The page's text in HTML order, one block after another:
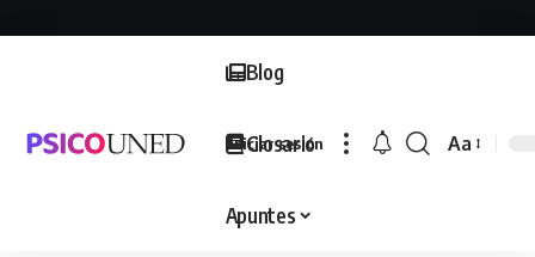
Blog
Glosario
Apuntes
Iniciar sesión
Font
Aa